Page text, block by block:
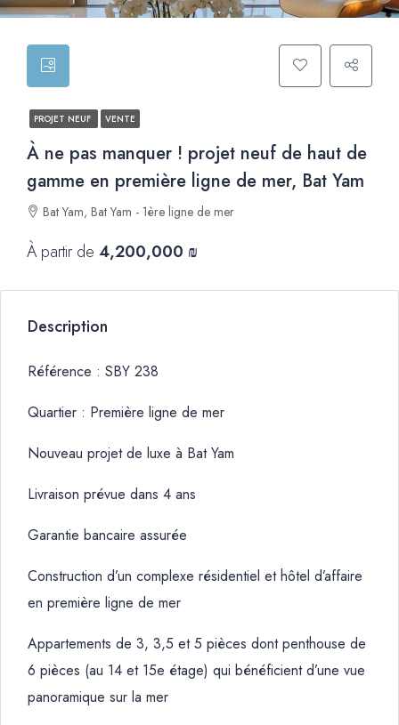
PROJET NEUF VENTE
À ne pas manquer ! projet neuf de haut de
gamme en première ligne de mer, Bat Yam
Bat Yam, Bat Yam - 1ère ligne de mer
À partir de 4,200,000 ₪
Description
Référence : SBY 238
Quartier : Première ligne de mer
Nouveau projet de luxe à Bat Yam
Livraison prévue dans 4 ans
Garantie bancaire assurée
Construction d’un complexe résidentiel et hôtel d’affaire
en première ligne de mer
Appartements de 3, 3,5 et 5 pièces dont penthouse de
6 pièces (au 14 et 15e étage) qui bénéficient d’une vue
panoramique sur la mer